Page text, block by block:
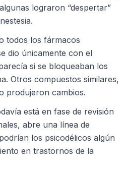
lograron “despertar”
todos los fármacos
dio únicamente con el
si se bloqueaban los
Otros compuestos similares,
produjeron cambios.
está en fase de revisión
abre una línea de
los psicodélicos algún
en trastornos de la